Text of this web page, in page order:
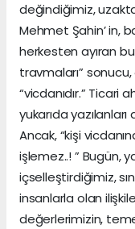
değindiğimiz,
Mehmet Şahin’ in,
herkesten ayıran
travmaları”
“vicdanıdır.” Ticari
yukarıda
Ancak, “kişi
işlemez..! ” Bugün,
içselleştirdiğimiz,
insanlarla olan
değerlerimizin,